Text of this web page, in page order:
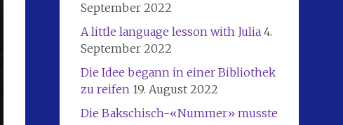
September 2022
A little language lesson with Julia 4.
September 2022
Die Idee begann in einer Bibliothek
zu reifen 19. August 2022
Die Bakschisch-«Nummer» musste